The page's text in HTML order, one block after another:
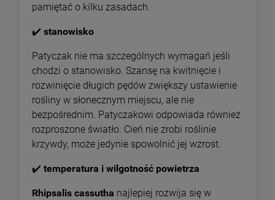
pamiętać o kilku zasadach.
✔️ stanowisko
Patyczak nie ma szczególnych wymagań jeśli
chodzi o stanowisko. Szansę na kwitnięcie i
rozwinięcie długich pędów zwiększy ustawienie
rośliny w słonecznym miejscu, ale nie
bezpośrednim. Patyczakowi odpowiada również
rozproszone światło. Cień nie zrobi roślinie
krzywdy, może jedynie spowolnić jej wzrost.
✔️ temperatura i wilgotność powietrza
Rhipsalis cassutha najlepiej rozwija się w